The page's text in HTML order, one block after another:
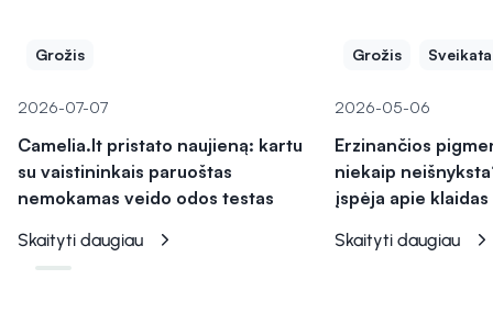
Grožis
2026-07-07
Camelia.lt pristato naujieną: kartu
su vaistininkais paruoštas
nemokamas veido odos testas
Skaityti daugiau
Grožis Sveikata
2026-05-06
Erzinančios
niekaip
įspėja apie klaidas
Skaityti daugiau